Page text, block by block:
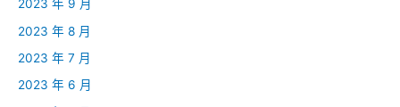
2023 年 9 月
2023 年 8 月
2023 年 7 月
2023 年 6 月